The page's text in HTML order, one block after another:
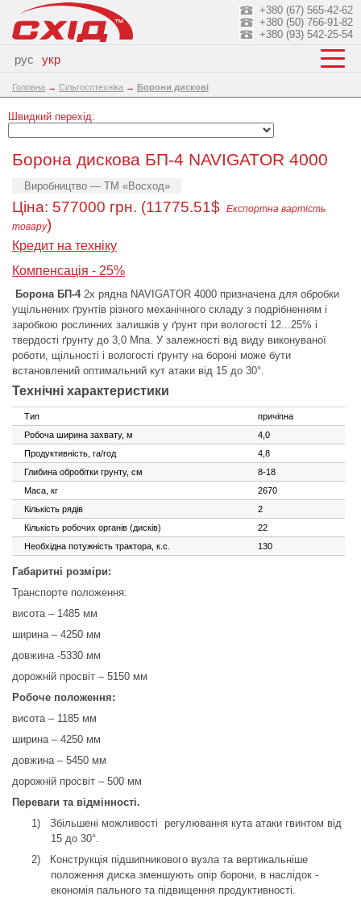
рус укр
+380 (67) 565-42-62
+380 (50) 766-91-82
+380 (93) 542-25-54
Головна → Сільгосптехніка → Борони дискові
Швидкий перехід:
Борона дискова БП-4 NAVIGATOR 4000
Виробництво — ТМ «Восход»
Ціна: 577000 грн. (11775.51$ Експортна вартість
товару)
Кредит на техніку
Компенсація - 25%
Борона БП-42х рядна NAVIGATOR 4000 призначена для обробки
ущільнених ґрунтів різного механічного складу з подрібненням і
заробкою рослинних залишків у ґрунт при вологості 12...25% і
твердості ґрунту до 3,0 Мпа. У залежності від виду виконуваної
роботи, щільності і вологості ґрунту на бороні може бути
встановлений оптимальний кут атаки від 15 до 30°.
Технічні характеристики
Тип
причіпна
Робоча ширина захвату, м
4,0
Продуктивність, га/год
4,8
Глибина обробітки грунту, см
8-18
Маса, кг
2670
Кількість рядів
2
Кількість робочих органів (дисків)
22
Необхідна потужність трактора, к.с.
130
Габаритні розміри:
Транспорте положення:
висота – 1485 мм
ширина – 4250 мм
довжина -5330 мм
дорожній просвіт – 5150 мм
Робоче положення:
висота – 1185 мм
ширина – 4250 мм
довжина – 5450 мм
дорожній просвіт – 500 мм
Переваги та відмінності.
1)
Збільшені можливості регулювання кута атаки гвинтом від
15 до 30°.
2)
Конструкція підшипникового вузла та вертикальніше
положення диска зменшують опір борони, в наслідок -
економія пального та підвищення продуктивності.